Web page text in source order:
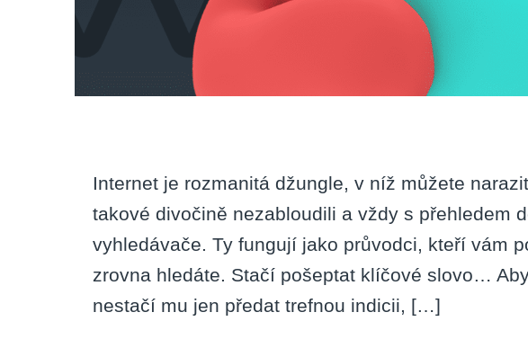
Internet je rozmanitá džungle, v níž můžete
takové divočině nezabloudili a vždy s přehledem
vyhledávače. Ty fungují jako průvodci, kteří vám
zrovna hledáte. Stačí pošeptat klíčové slovo…
nestačí mu jen předat trefnou indicii, […]